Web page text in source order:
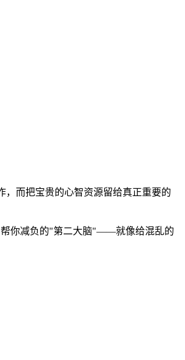
，而把宝贵的心智资源留给真正重要的
帮你减负的"第二大脑"——就像给混乱的